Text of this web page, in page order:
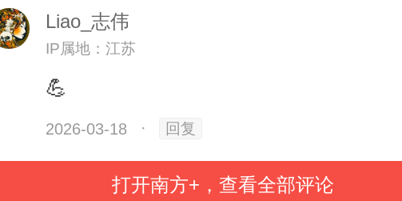
先看最核心的二手房业务。
Liao_志伟
IP属地：江苏
💪
2026-03-18 · 回复
打开南方+，查看全部评论